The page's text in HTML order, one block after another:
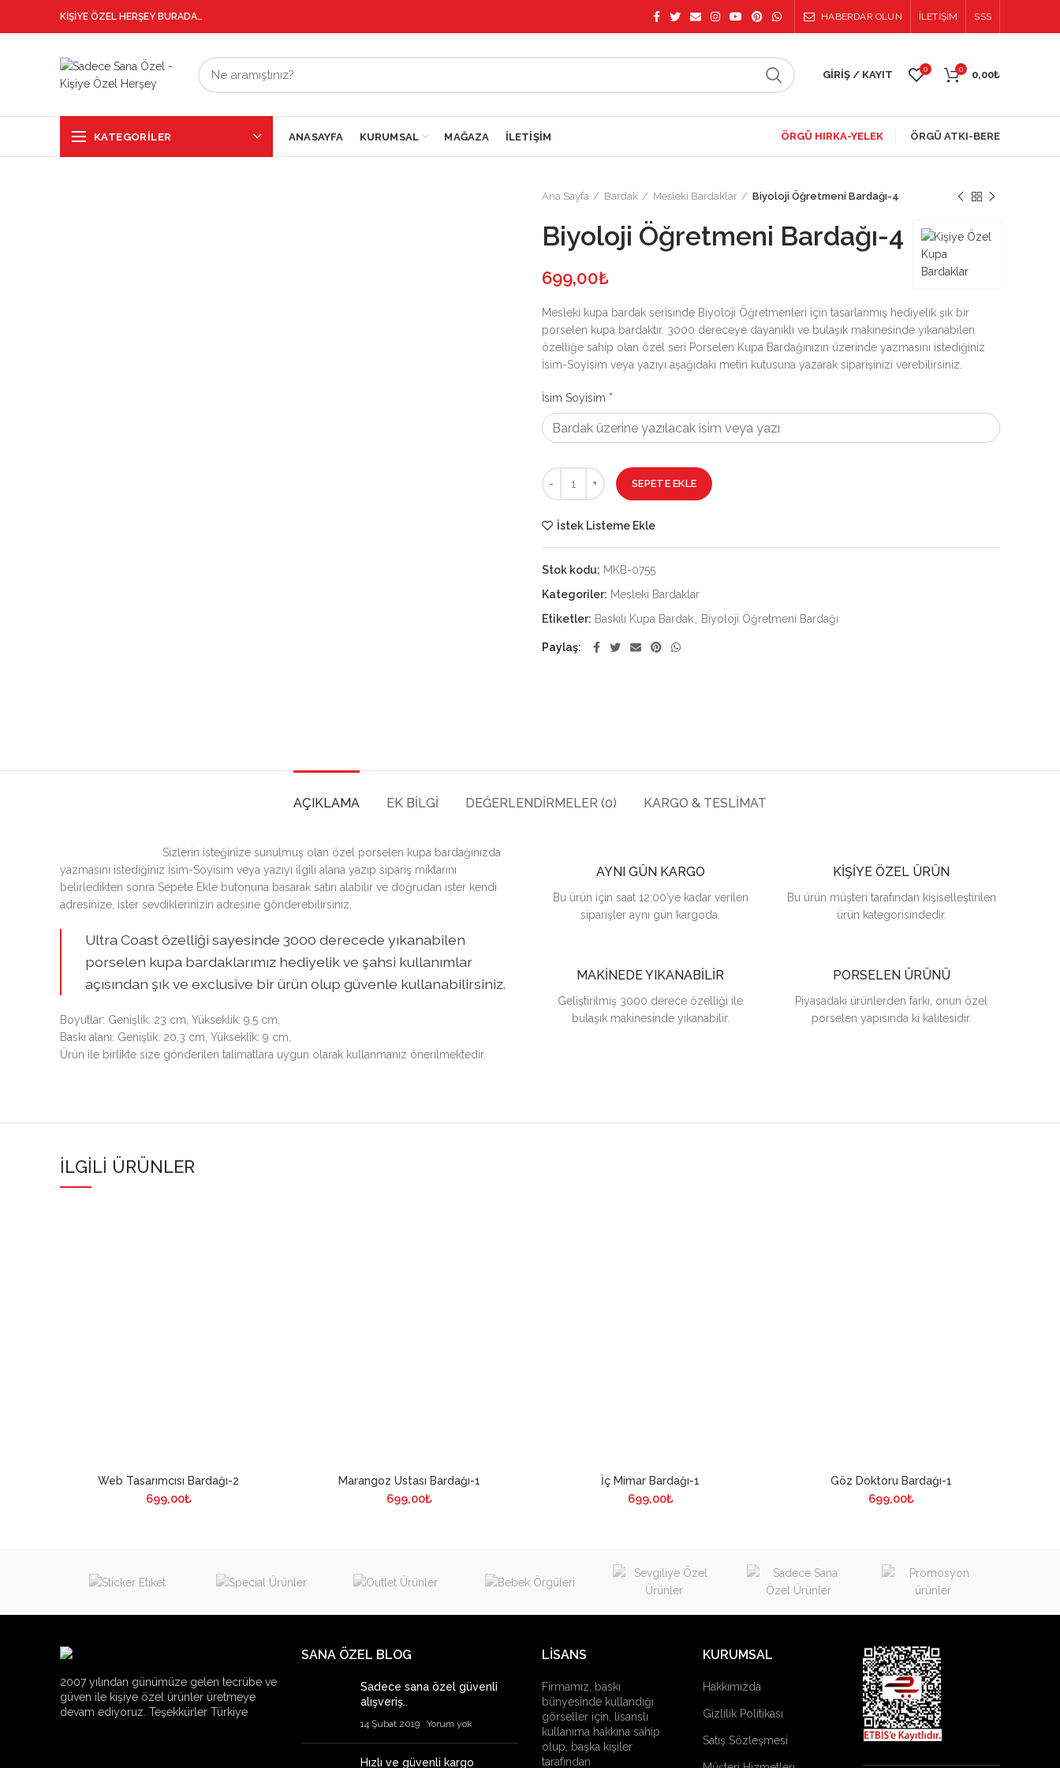
KİŞİYE ÖZEL HERŞEY BURADA… HABERDAR OLUN İLETİŞİM SSS
GIRIŞ / KAYIT 0 0 0,00₺
KATEGORILER ANASAYFA KURUMSAL MAĞAZA İLETIŞIM ÖRGÜ HIRKA-YELEK ÖRGÜ ATKI-BERE
Ana Sayfa Bardak Mesleki Bardaklar Biyoloji Öğretmeni Bardağı-4
Biyoloji Öğretmeni Bardağı-4
699,00₺
Mesleki kupa bardak serisinde Biyoloji Öğretmenleri için tasarlanmış hediyelik şık bir
porselen kupa bardaktır. 3000 dereceye dayanıklı ve bulaşık makinesinde yıkanabilen
özelliğe sahip olan özel seri Porselen Kupa Bardağınızın üzerinde yazmasını istediğiniz
İsim-Soyisim veya yazıyı aşağıdaki metin kutusuna yazarak siparişinizi verebilirsiniz.
İsim Soyisim *
Biyoloji Öğretmeni Bardağı-4 adet
SEPETE EKLE
İstek Listeme Ekle
Stok kodu: MKB-0755
Kategoriler: Mesleki Bardaklar
Etiketler: Baskılı Kupa Bardak Biyoloji Öğretmeni Bardağı
Paylaş
AÇIKLAMA EK BILGI DEĞERLENDIRMELER (0) KARGO & TESLIMAT
Sizlerin isteğinize sunulmuş olan özel porselen kupa bardağınızda
yazmasını istediğiniz İsim-Soyisim veya yazıyı ilgili alana yazıp sipariş miktarını
belirledikten sonra Sepete Ekle butonuna basarak satın alabilir ve doğrudan ister kendi
adresinize, ister sevdiklerinizin adresine gönderebilirsiniz.
Ultra Coast özelliği sayesinde 3000 derecede yıkanabilen
porselen kupa bardaklarımız hediyelik ve şahsi kullanımlar
açısından şık ve exclusive bir ürün olup güvenle kullanabilirsiniz.
Boyutlar: Genişlik: 23 cm, Yükseklik: 9,5 cm,
Baskı alanı: Genişlik: 20,3 cm, Yükseklik: 9 cm,
Ürün ile birlikte size gönderilen talimatlara uygun olarak kullanmanız önerilmektedir.
AYNI GÜN KARGO
Bu ürün için saat 12:00’ye kadar verilen
siparişler aynı gün kargoda.
KİŞİYE ÖZEL ÜRÜN
Bu ürün müşteri tarafından kişiselleştirilen
ürün kategorisindedir.
MAKİNEDE YIKANABİLİR
Geliştirilmiş 3000 derece özelliği ile
bulaşık makinesinde yıkanabilir.
PORSELEN ÜRÜNÜ
Piyasadaki ürünlerden farkı, onun özel
porselen yapısında ki kalitesidir.
İLGILI ÜRÜNLER
Web Tasarımcısı Bardağı-2
699,00₺
Marangoz Ustası Bardağı-1
699,00₺
İç Mimar Bardağı-1
699,00₺
Göz Doktoru Bardağı-1
699,00₺
2007 yılından günümüze gelen tecrübe ve
güven ile kişiye özel ürünler üretmeye
devam ediyoruz. Teşekkürler Türkiye
SANA ÖZEL BLOG
Sadece sana özel güvenli
alışveriş..
14 Şubat 2019 Yorum yok
Hızlı ve güvenli kargo
LİSANS
Firmamız, baskı
bünyesinde kullandığı
görseller için, lisanslı
kullanıma hakkına sahip
olup, başka kişiler
tarafından
KURUMSAL
Hakkımızda
Gizlilik Politikası
Satış Sözleşmesi